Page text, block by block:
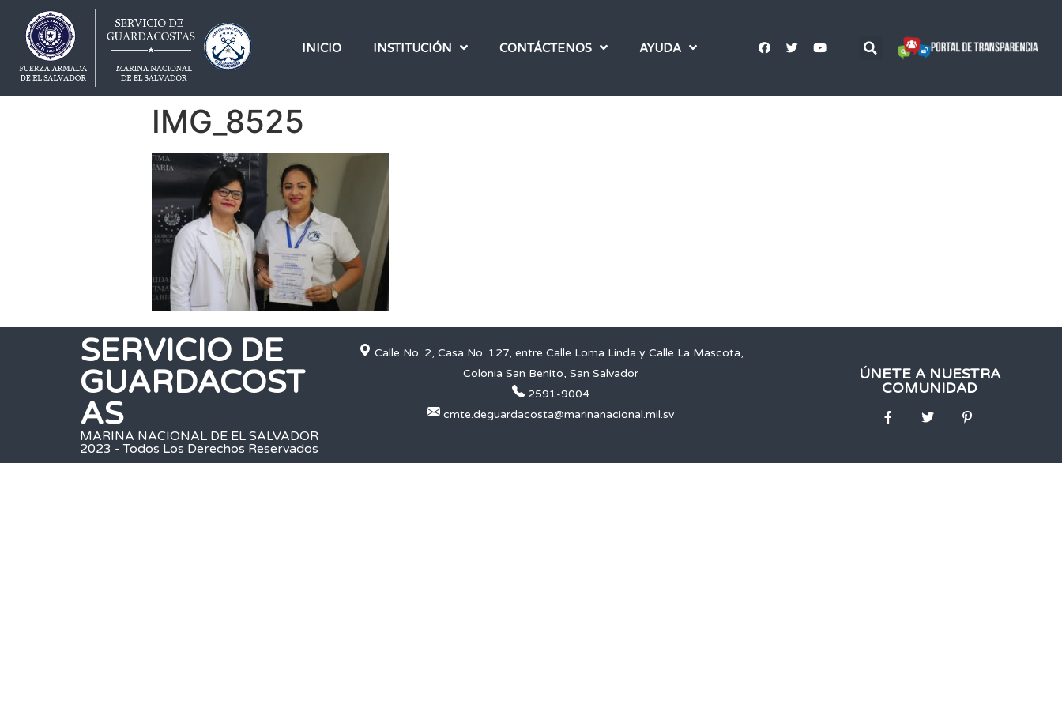
INICIO INSTITUCIÓN CONTÁCTENOS AYUDA
IMG_8525
SERVICIO DE
GUARDACOST
AS
MARINA NACIONAL DE EL SALVADOR
2023 - Todos Los Derechos Reservados
Calle No. 2, Casa No. 127, entre Calle Loma Linda y Calle La Mascota,
Colonia San Benito, San Salvador
2591-9004
cmte.deguardacosta@marinanacional.mil.sv
ÚNETE A NUESTRA
COMUNIDAD